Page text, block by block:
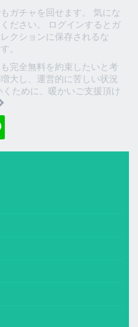
ガチャを回せます。 気にな
ださい。 ログインするとガ
クションに保存されるな
。
完全無料を約束したいと考
大し、運営的に苦しい状況
ために、暖かいご支援頂け